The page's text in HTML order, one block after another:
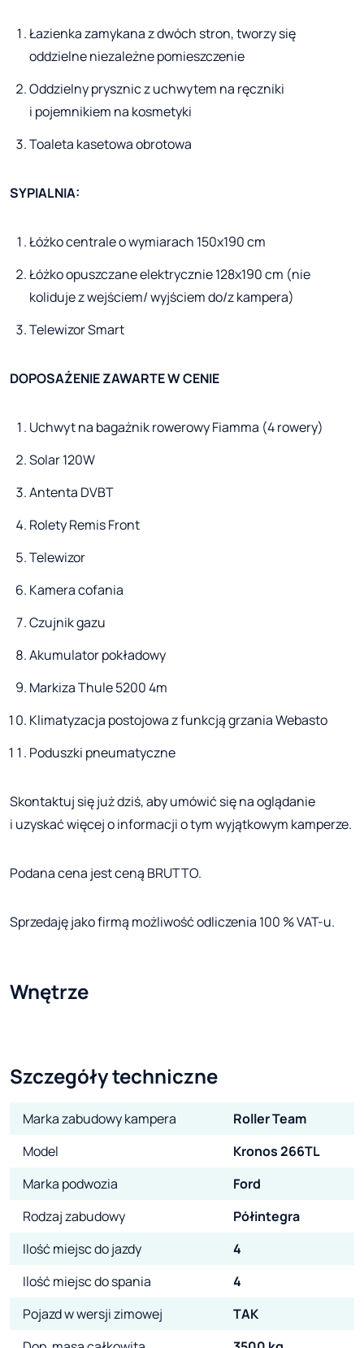
Łazienka zamykana z dwóch stron, tworzy się
oddzielne niezależne pomieszczenie
Oddzielny prysznic z uchwytem na ręczniki
i pojemnikiem na kosmetyki
Toaleta kasetowa obrotowa
SYPIALNIA:
Łóżko centrale o wymiarach 150x190 cm
Łóżko opuszczane elektrycznie 128x190 cm (nie
koliduje z wejściem/ wyjściem do/z kampera)
Telewizor Smart
DOPOSAŻENIE ZAWARTE W CENIE
Uchwyt na bagażnik rowerowy Fiamma (4 rowery)
Solar 120W
Antenta DVBT
Rolety Remis Front
Telewizor
Kamera cofania
Czujnik gazu
Akumulator pokładowy
Markiza Thule 5200 4m
Klimatyzacja postojowa z funkcją grzania Webasto
Poduszki pneumatyczne
Skontaktuj się już dziś, aby umówić się na oglądanie
i uzyskać więcej o informacji o tym wyjątkowym kamperze.
Podana cena jest ceną BRUTTO.
Sprzedaję jako firmą możliwość odliczenia 100 % VAT-u.
Wnętrze
Szczegóły techniczne
Marka zabudowy kampera
Roller Team
Model
Kronos 266TL
Marka podwozia
Ford
Rodzaj zabudowy
Półintegra
Ilość miejsc do jazdy
4
Ilość miejsc do spania
4
Pojazd w wersji zimowej
TAK